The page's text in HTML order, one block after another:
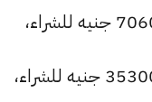
أسعار الذهب عيار 21 وزن 1 جرام 7060 جنيه للشراء،
أسعار الذهب عيار 21 وزن 5 جرام 35300 جنيه للشراء،